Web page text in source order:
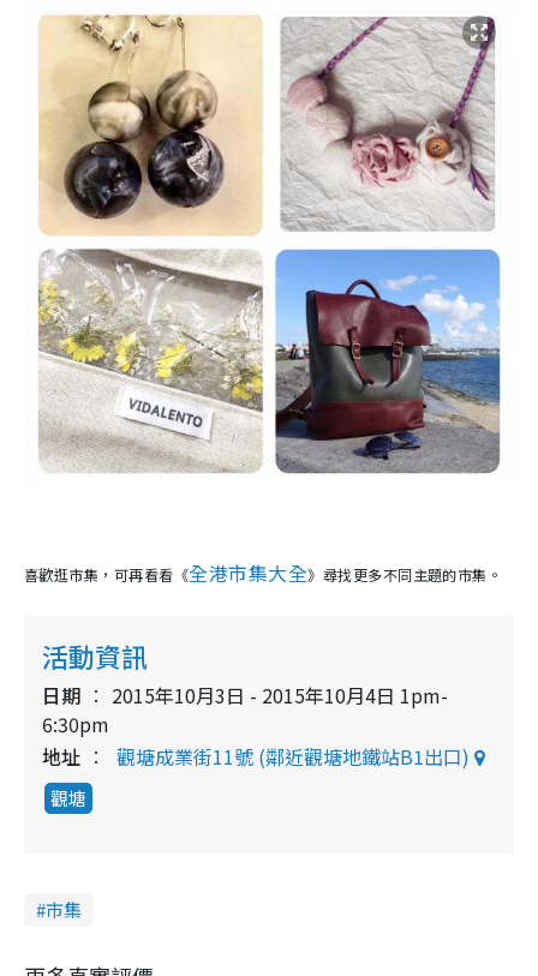
喜歡逛市集，可再看看《全港市集大全》尋找更多不同主題的市集。
活動資訊
日期
2015年10月3日 - 2015年10月4日 1pm-
6:30pm
地址
觀塘成業街11號 (鄰近觀塘地鐵站B1出口)
觀塘
市集